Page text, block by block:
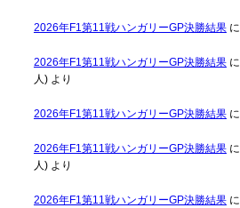
2026年F1第11戦ハンガリーGP決勝結果に
2026年F1第11戦ハンガリーGP決勝結果に
人)より
2026年F1第11戦ハンガリーGP決勝結果に
2026年F1第11戦ハンガリーGP決勝結果に
人)より
2026年F1第11戦ハンガリーGP決勝結果に